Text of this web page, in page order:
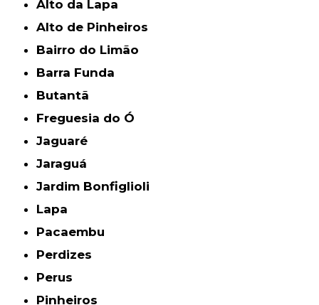
Alto da Lapa
Alto de Pinheiros
Bairro do Limão
Barra Funda
Butantã
Freguesia do Ó
Jaguaré
Jaraguá
Jardim Bonfiglioli
Lapa
Pacaembu
Perdizes
Perus
Pinheiros